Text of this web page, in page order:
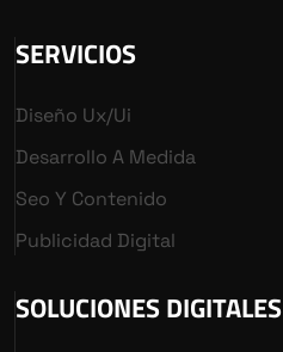
SERVICIOS
Diseño Ux/ui
Desarrollo A Medida
Seo Y Contenido
Publicidad Digital
SOLUCIONES DIGITALES